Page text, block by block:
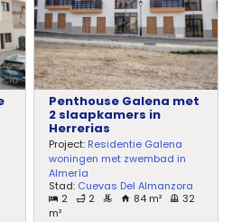
Penthouse Galena met
2 slaapkamers in
Herrerias
Project: Residentie Galena
woningen met zwembad in
Almería
Stad: Cuevas Del Almanzora
2
2 84 m²
32
m²